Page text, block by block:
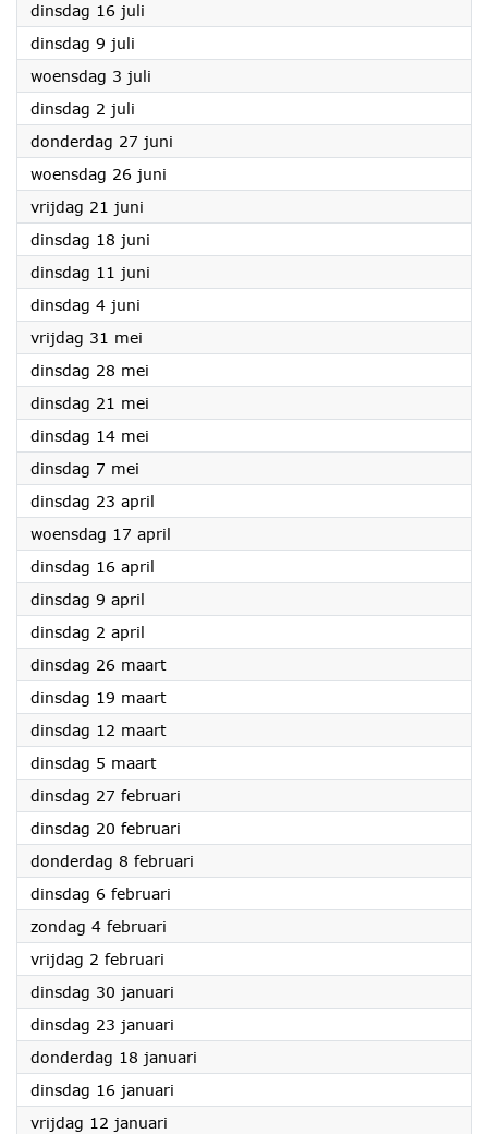
dinsdag 16 juli
dinsdag 9 juli
woensdag 3 juli
dinsdag 2 juli
donderdag 27 juni
woensdag 26 juni
vrijdag 21 juni
dinsdag 18 juni
dinsdag 11 juni
dinsdag 4 juni
vrijdag 31 mei
dinsdag 28 mei
dinsdag 21 mei
dinsdag 14 mei
dinsdag 7 mei
dinsdag 23 april
woensdag 17 april
dinsdag 16 april
dinsdag 9 april
dinsdag 2 april
dinsdag 26 maart2024
dinsdag 19 maart2024
dinsdag 12 maart2024
dinsdag 5 maart2024
dinsdag 27 februari
dinsdag 20 februari
donderdag 8 februari
dinsdag 6 februari
zondag 4 februari
vrijdag 2 februari
dinsdag 30 januari
dinsdag 23 januari
donderdag 18 januari
dinsdag 16 januari
vrijdag 12 januari